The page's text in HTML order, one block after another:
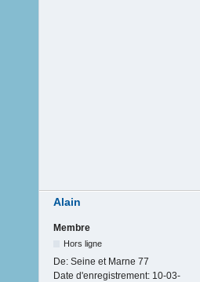
Alain
Membre
Hors ligne
De: Seine et Marne 77
Date d'enregistrement: 10-03-